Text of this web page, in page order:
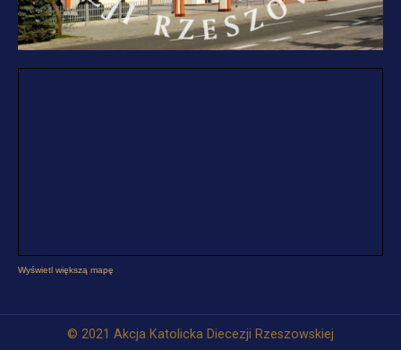
Wyświetl większą mapę
© 2021 Akcja Katolicka Diecezji Rzeszowskiej